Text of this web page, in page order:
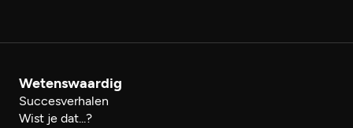
Modelformulier voor herroeping
reactieformulier
Wetenswaardig
Succesverhalen
Wist je dat...?